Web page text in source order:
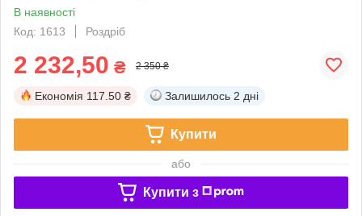
В наявності
Код: 1613
Роздріб
2 232,50 ₴ 2 350 ₴
Економія 117.50 ₴ Залишилось 2 дні
Купити
або
Купити з